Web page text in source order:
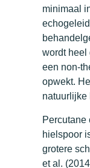
minimaal
wordt heel
een non-
opwekt.
natuurlijke
Percutane
hielspoor
grotere
et al.